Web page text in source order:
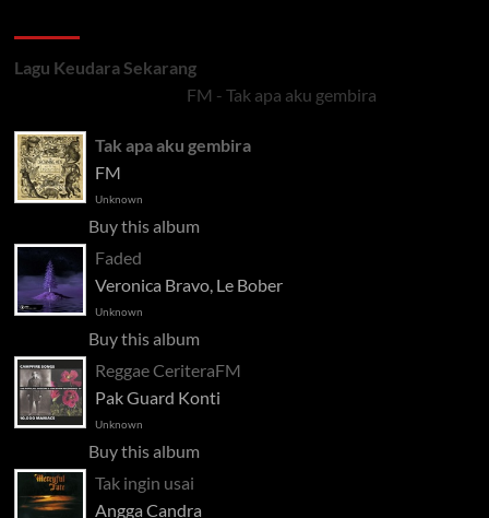
Lagu Keudara Sekarang
FM - Tak apa aku gembira
Tak apa aku gembira
FM
Unknown
Buy this album
Faded
Veronica Bravo, Le Bober
Unknown
Buy this album
Reggae CeriteraFM
Pak Guard Konti
Unknown
Buy this album
Tak ingin usai
Angga Candra